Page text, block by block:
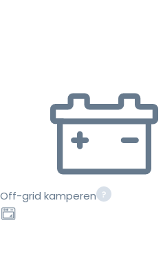
Off-grid kamperen